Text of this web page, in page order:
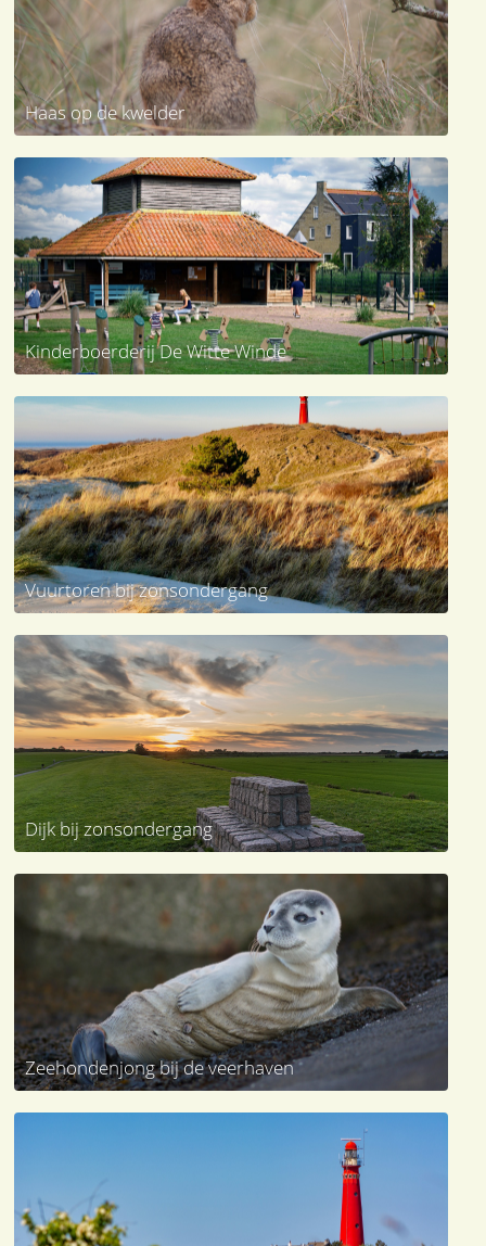
Haas op de kwelder
Kinderboerderij De Witte Winde
Vuurtoren bij zonsondergang
Dijk bij zonsondergang
Zeehondenjong bij de veerhaven